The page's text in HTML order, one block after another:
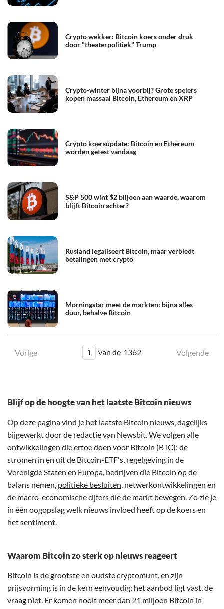
Crypto wekker: Bitcoin koers onder druk
door "theaterpolitiek" Trump
Crypto-winter bijna voorbij? Grote spelers
kopen massaal Bitcoin, Ethereum en XRP
Crypto koersupdate: Bitcoin en Ethereum
worden getest vandaag
S&P 500 wint $2 biljoen aan waarde, waarom
blijft Bitcoin achter?
Rusland legaliseert Bitcoin, maar verbiedt
betalingen met crypto
Morningstar meet de markten: bijna alles
duur, behalve Bitcoin
Vorige 1 van de 1362 Volgende
Blijf op de hoogte van het laatste Bitcoin nieuws
Op deze pagina vind je het laatste Bitcoin nieuws, dagelijks
bijgewerkt door de redactie van Newsbit. We volgen alle
ontwikkelingen die ertoe doen voor Bitcoin (BTC): de
stromen in en uit de Bitcoin-ETF's, regelgeving in de
Verenigde Staten en Europa, bedrijven die Bitcoin op de
balans nemen, politieke besluiten, netwerkontwikkelingen en
de macro-economische cijfers die de markt bewegen. Zo zie je
in één oogopslag welk nieuws invloed heeft op de koers en
het sentiment.
Waarom Bitcoin zo sterk op nieuws reageert
Bitcoin is de grootste en oudste cryptomunt, en zijn
prijsvorming is in de kern eenvoudig: het aanbod ligt vast, de
vraag niet. Er komen nooit meer dan 21 miljoen Bitcoin in